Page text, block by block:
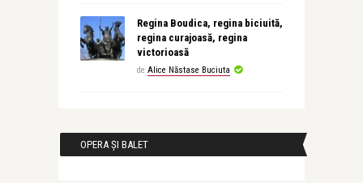
Regina Boudica, regina biciuită,
regina curajoasă, regina
victorioasă
de Alice Năstase Buciuta
OPERA ȘI BALET